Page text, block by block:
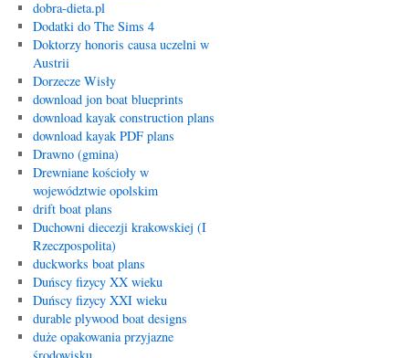
dobra-dieta.pl
Dodatki do The Sims 4
Doktorzy honoris causa uczelni w
Austrii
Dorzecze Wisły
download jon boat blueprints
download kayak construction plans
download kayak PDF plans
Drawno (gmina)
Drewniane kościoły w
województwie opolskim
drift boat plans
Duchowni diecezji krakowskiej (I
Rzeczpospolita)
duckworks boat plans
Duńscy fizycy XX wieku
Duńscy fizycy XXI wieku
durable plywood boat designs
duże opakowania przyjazne